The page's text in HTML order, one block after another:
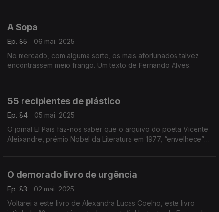
A Sopa
Ep. 85
06 mai. 2025
No mercado, com alguma sorte, os mais afortunados talvez
encontrassem meio frango. Um texto de Fernando Alves.
55 recipientes de plástico
Ep. 84
05 mai. 2025
O jornal El Pais faz-nos saber que o arquivo do poeta Vicente
Aleixandre, prémio Nobel da Literatura em 1977, “envelhece”
O demorado livro de urgência
Ep. 83
02 mai. 2025
Voltarei a este livro de Alexandra Lucas Coelho, este livro